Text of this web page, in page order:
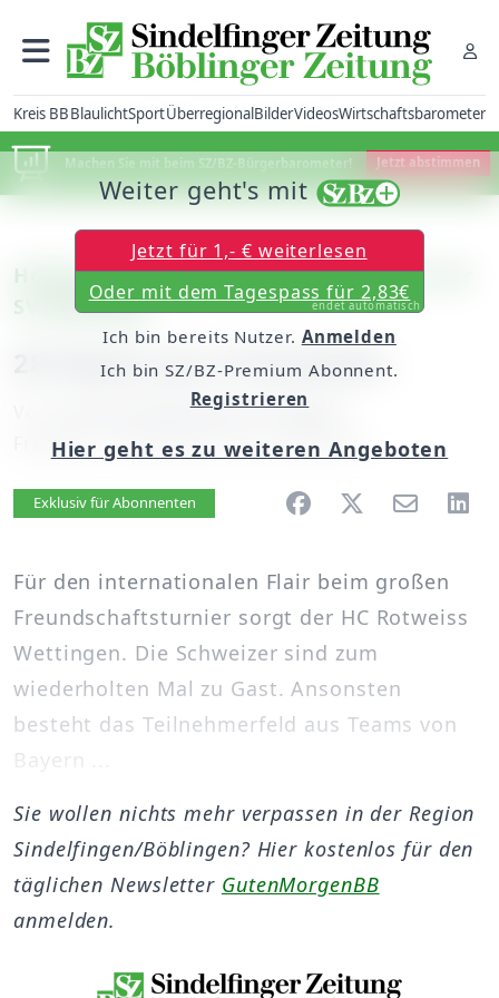
Kreis BBBlaulichtSportÜberregionalBilderVideosWirtschaftsbarometer
Machen Sie mit beim SZ/BZ-Bürgerbarometer! Jetzt abstimmen
Hockey: Internationales Jugendturnier der
SV Böblingen
28 Teams aus 14 Vereinen
unserem Mitarbeiter Uli Meyer
Freitag, 11. November 2011, 00:00 Uhr
Artikel vorlesen
Exklusiv für Abonnenten
Für den internationalen Flair beim großen
Freundschaftsturnier sorgt der HC Rotweiss
Wettingen. Die Schweizer sind zum
wiederholten Mal zu Gast. Ansonsten
besteht das Teilnehmerfeld aus Teams von
Bayern ...
Weiter geht's mit
Jetzt für 1,- € weiterlesen
Oder mit dem Tagespass für 2,83€
endet automatisch
Ich bin bereits Nutzer. Anmelden
Ich bin SZ/BZ-Premium Abonnent.
Registrieren
Hier geht es zu weiteren Angeboten
Sie wollen nichts mehr verpassen in der Region
Sindelfingen/Böblingen? Hier kostenlos für den
täglichen Newsletter GutenMorgenBB
anmelden.